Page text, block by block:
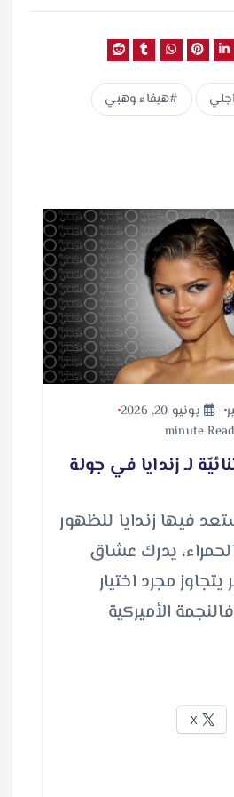
هيفاء وهبي
يونيو 20, 2026
لـ زندايا في جولة
فيها زندايا للظهور
يدرك عشاق
مجرد اختيار
الأميركية
X